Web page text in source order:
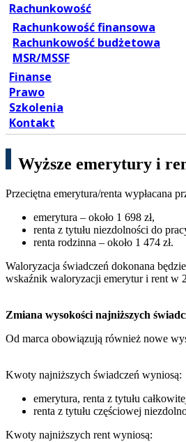
Rachunkowość
Rachunkowość finansowa
Rachunkowość budżetowa
MSR/MSSF
Finanse
Prawo
Szkolenia
Kontakt
Wyższe emerytury i
Przeciętna emerytura/renta wypłacana
emerytura – około 1 698 zł,
renta z tytułu niezdolności do
renta rodzinna – około 1 474 zł.
Waloryzacja świadczeń dokonana
wskaźnik waloryzacji emerytur i rent w
Zmiana wysokości najniższych
Od marca obowiązują również nowe
Kwoty najniższych świadczeń wyniosą:
emerytura, renta z tytułu
renta z tytułu częściowej
Kwoty najniższych rent wyniosą: